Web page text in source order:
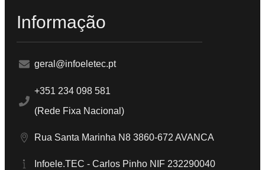
Informação
geral@infoeletec.pt
+351 234 098 581
(Rede Fixa Nacional)
Rua Santa Marinha N8 3860-672 AVANCA
Infoele.TEC - Carlos Pinho NIF 232290040